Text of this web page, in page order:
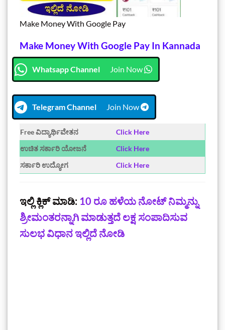
Make Money With Google Pay
Make Money With Google Pay In Kannada
Whatsapp Channel Join Now
Telegram Channel Join Now
Free ವಿದ್ಯಾರ್ಥಿವೇತನ
Click Here
ಉಚಿತ ಸರ್ಕಾರಿ ಯೋಜನೆ
Click Here
ಸರ್ಕಾರಿ ಉದ್ಯೋಗ
Click Here
ಇಲ್ಲಿ ಕ್ಲಿಕ್‌ ಮಾಡಿ: 10 ರೂ ಹಳೆಯ ನೋಟ್‌ ನಿಮ್ಮನ್ನು
ಶ್ರೀಮಂತರನ್ನಾಗಿ ಮಾಡುತ್ತದೆ ಲಕ್ಷ ಸಂಪಾದಿಸುವ
ಸುಲಭ ವಿಧಾನ ಇಲ್ಲಿದೆ ನೋಡಿ